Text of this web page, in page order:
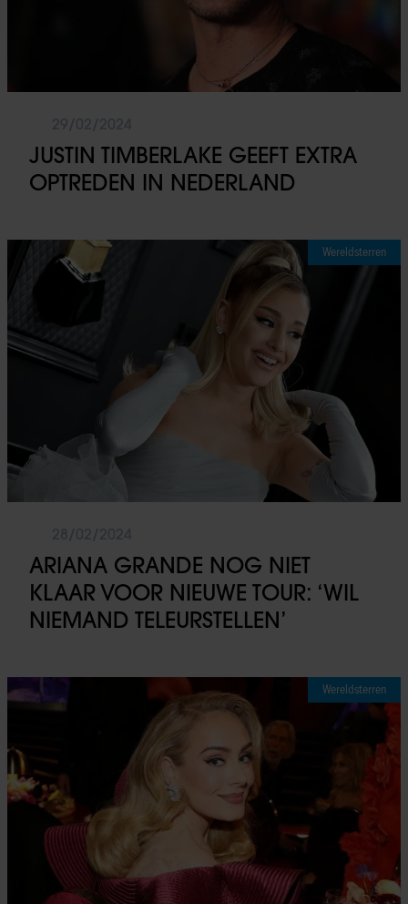
JUSTIN TIMBERLAKE GEEFT EXTRA
OPTREDEN IN NEDERLAND
Wereldsterren
ARIANA GRANDE NOG NIET
KLAAR VOOR NIEUWE TOUR: ‘WIL
NIEMAND TELEURSTELLEN’
Wereldsterren